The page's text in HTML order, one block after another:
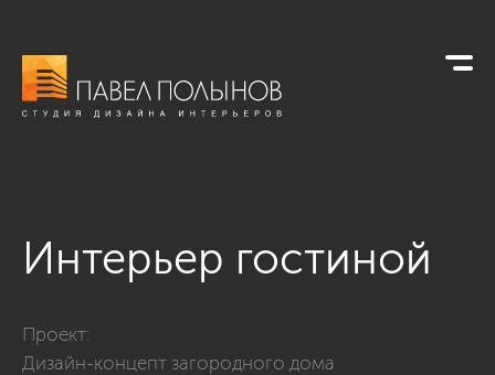
Интерьер гостиной
Проект:
Дизайн-концепт загородного дома